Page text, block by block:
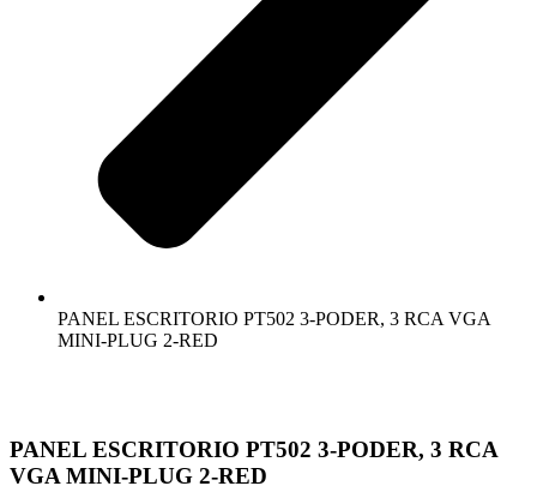
PANEL ESCRITORIO PT502 3-PODER, 3 RCA VGA
MINI-PLUG 2-RED
PANEL ESCRITORIO PT502 3-PODER, 3 RCA
VGA MINI-PLUG 2-RED